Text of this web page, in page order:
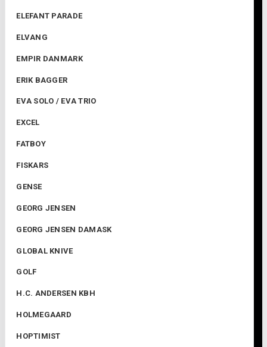
ELEFANT PARADE
ELVANG
EMPIR DANMARK
ERIK BAGGER
EVA SOLO / EVA TRIO
EXCEL
FATBOY
FISKARS
GENSE
GEORG JENSEN
GEORG JENSEN DAMASK
GLOBAL KNIVE
GOLF
H.C. ANDERSEN KBH
HOLMEGAARD
HOPTIMIST